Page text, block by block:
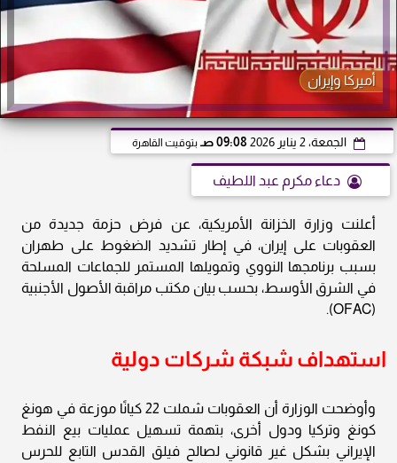
أميركا وإيران
الجمعة، 2 يناير 2026 09:08 صـ بتوقيت القاهرة
دعاء مكرم عبد اللطيف
أعلنت وزارة الخزانة الأمريكية، عن فرض حزمة جديدة من
العقوبات على إيران، في إطار تشديد الضغوط على طهران
بسبب برنامجها النووي وتمويلها المستمر للجماعات المسلحة
في الشرق الأوسط، بحسب بيان مكتب مراقبة الأصول الأجنبية
(OFAC).
استهداف شبكة شركات دولية
وأوضحت الوزارة أن العقوبات شملت 22 كيانًا موزعة في هونغ
كونغ وتركيا ودول أخرى، بتهمة تسهيل عمليات بيع النفط
الإيراني بشكل غير قانوني لصالح فيلق القدس التابع للحرس